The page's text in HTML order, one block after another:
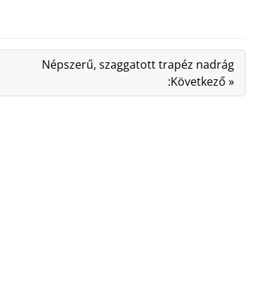
Népszerű, szaggatott trapéz nadrág
:Következő »